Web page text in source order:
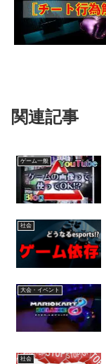
関連記事
ゲーム一般
社会
大会・イベント
社会